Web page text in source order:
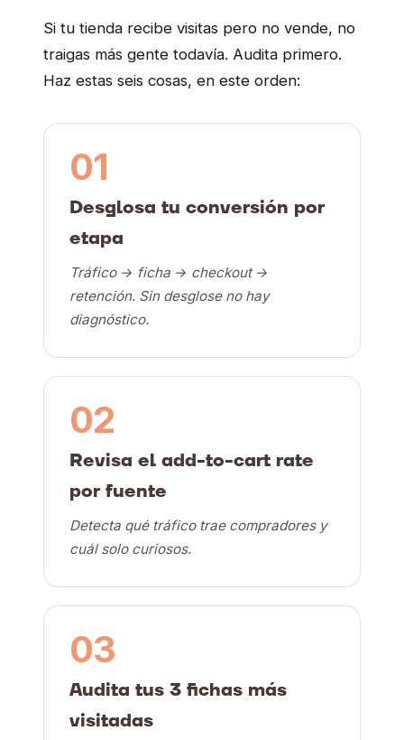
Si tu tienda recibe visitas pero no vende, no
traigas más gente todavía. Audita primero.
Haz estas seis cosas, en este orden:
01
Desglosa tu conversión por
etapa
Tráfico → ficha → checkout →
retención. Sin desglose no hay
diagnóstico.
02
Revisa el add-to-cart rate
por fuente
Detecta qué tráfico trae compradores y
cuál solo curiosos.
03
Audita tus 3 fichas más
visitadas